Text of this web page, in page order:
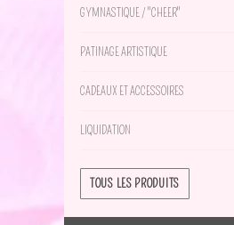
GYMNASTIQUE / "CHEER"
PATINAGE ARTISTIQUE
CADEAUX ET ACCESSOIRES
LIQUIDATION
TOUS LES PRODUITS